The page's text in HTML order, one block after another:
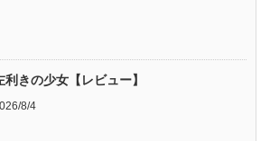
利きの少女【レビュー】
8/4